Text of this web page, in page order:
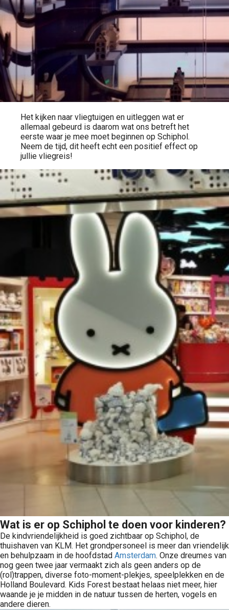
Het kijken naar vliegtuigen en uitleggen wat er
allemaal gebeurd is daarom wat ons betreft het
eerste waar je mee moet beginnen op Schiphol.
Neem de tijd, dit heeft echt een positief effect op
jullie vliegreis!
Wat is er op Schiphol te doen voor kinderen?
De kindvriendelijkheid is goed zichtbaar op Schiphol, de
thuishaven van KLM. Het grondpersoneel is meer dan vriendelijk
en behulpzaam in de hoofdstad Amsterdam. Onze dreumes van
nog geen twee jaar vermaakt zich als geen anders op de
(rol)trappen, diverse foto-moment-plekjes, speelplekken en de
Holland Boulevard. Kids Forest bestaat helaas niet meer, hier
waande je je midden in de natuur tussen de herten, vogels en
andere dieren.